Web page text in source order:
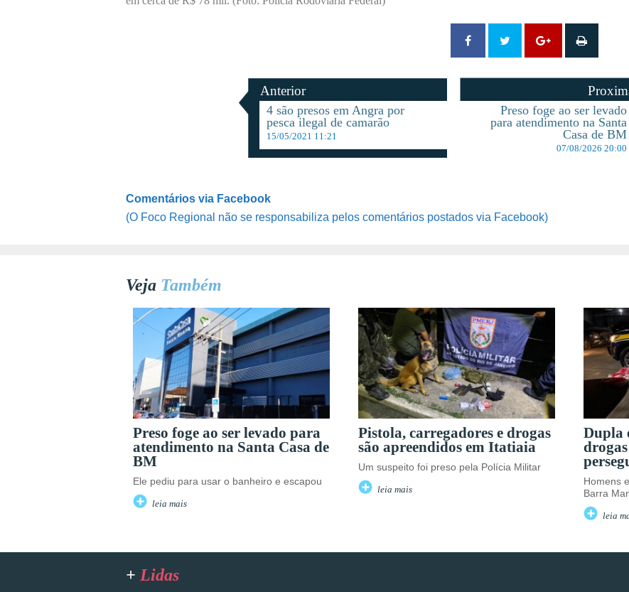
Anterior
4 são presos em Angra por
pesca ilegal de camarão
15/05/2021 11:21
Preso foge ao ser levado
para atendimento na Santa
Casa de BM
07/08/2026 20:00
Comentários via Facebook
(O Foco Regional não se responsabiliza pelos comentários postados via Facebook)
Veja Também
Preso foge ao ser levado para
atendimento na Santa Casa de
BM
Ele pediu para usar o banheiro e escapou
leia mais
Pistola, carregadores e drogas
são apreendidos em Itatiaia
Um suspeito foi preso pela Polícia Militar
leia mais
Dupla
Homens
Barra
leia
+ Lidas